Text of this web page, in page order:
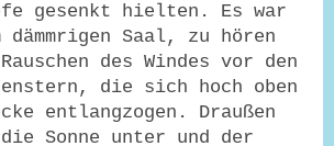
gesenkt hielten. Es war
Saal, zu hören
des Windes vor den
die sich hoch oben
entlangzogen. Draußen
Sonne unter und der